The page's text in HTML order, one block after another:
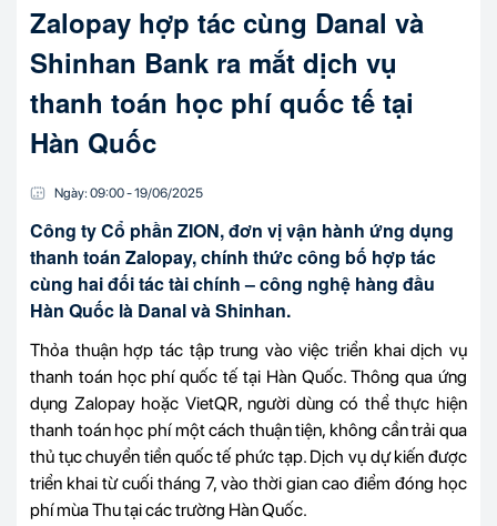
Zalopay hợp tác cùng Danal và
Shinhan Bank ra mắt dịch vụ
thanh toán học phí quốc tế tại
Hàn Quốc
Ngày: 09:00-19/06/2025
Công ty Cổ phần ZION, đơn vị vận hành ứng dụng
thanh toán Zalopay, chính thức công bố hợp tác
cùng hai đối tác tài chính – công nghệ hàng đầu
Hàn Quốc là Danal và Shinhan.
Thỏa thuận hợp tác tập trung vào việc triển khai dịch vụ
thanh toán học phí quốc tế tại Hàn Quốc. Thông qua ứng
dụng Zalopay hoặc VietQR, người dùng có thể thực hiện
thanh toán học phí một cách thuận tiện, không cần trải qua
thủ tục chuyển tiền quốc tế phức tạp. Dịch vụ dự kiến được
triển khai từ cuối tháng 7, vào thời gian cao điểm đóng học
phí mùa Thu tại các trường Hàn Quốc.